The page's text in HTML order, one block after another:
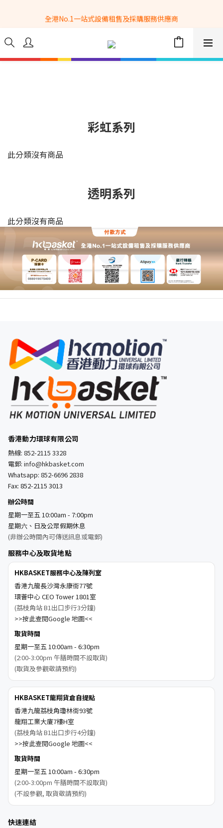
全港No.1一站式設備租售及採購服務供應商
選購現貨產品全單滿$3500自家專送免運費 (只限網站落單, 不適用
於急單, 訂制產品, 屏風, 籠車, 舞台等)
彩虹系列
此分類沒有商品
透明系列
此分類沒有商品
香港動力環球有限公司
熱線: 852-2115 3328
電郵: info@hkbasket.com
Whatsapp: 852-6696 2838
Fax: 852-2115 3013
辦公時間
星期一至五 10:00am - 7:00pm
星期六、日及公眾假期休息
(非辦公時間內可傳送訊息或電郵)
服務中心及取貨地點
HKBASKET服務中心及陳列室
香港九龍長沙灣永康街77號
環薈中心 CEO Tower 1801室
(荔枝角站 B1出口步行3分鐘)
>>按此查閱Google 地圖<<
取貨時間
星期一至五 10:00am - 6:30pm
(2:00-3:00pm 午膳時間不設取貨)
(取貨及參觀敬請預約)
HKBASKET龍翔貨倉自提點
香港九龍荔枝角瓊林街93號
龍翔工業大廈7樓H室
(荔枝角站 B1出口步行4分鐘)
>>按此查閱Google 地圖<<
取貨時間
星期一至五 10:00am - 6:30pm
(2:00-3:00pm 午膳時間不設取貨)
(不設參觀, 取貨敬請預約)
快速連結